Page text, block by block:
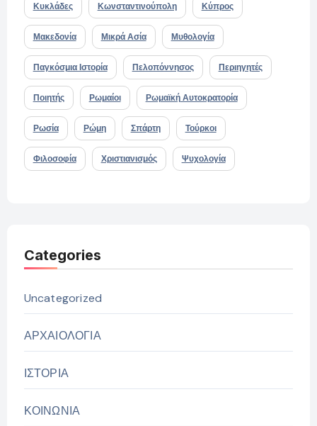
Κυκλάδες Κωνσταντινούπολη Κύπρος
Μακεδονία Μικρά Ασία Μυθολογία
Παγκόσμια Ιστορία Πελοπόννησος Περιηγητές
Ποιητής Ρωμαίοι Ρωμαϊκή Αυτοκρατορία
Ρωσία Ρώμη Σπάρτη Τούρκοι
Φιλοσοφία Χριστιανισμός Ψυχολογία
Categories
Uncategorized
ΑΡΧΑΙΟΛΟΓΙΑ
ΙΣΤΟΡΙΑ
ΚΟΙΝΩΝΙΑ